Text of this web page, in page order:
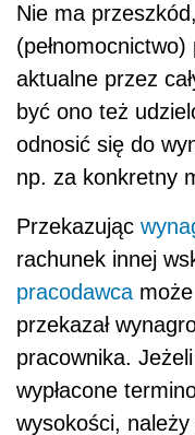
Nie ma
aktualne przez
być ono też
odnosić się do
np. za konkretny
Przekazując
rachunek innej
pracodawca
przekazał
pracownika.
wypłacone
wysokości,